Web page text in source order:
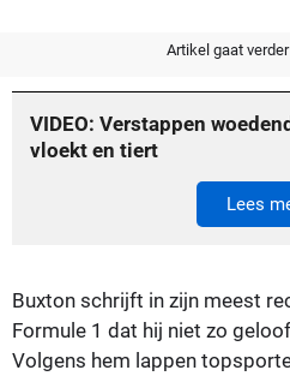
Artikel gaat
VIDEO: Verstappen
vloekt en tiert
Lees
Buxton schrijft in zijn meest
Formule 1 dat hij niet zo
Volgens hem lappen